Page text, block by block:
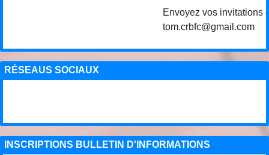
Envoyez vos invitations
tom.crbfc@gmail.com
RÉSEAUS SOCIAUX
INSCRIPTIONS BULLETIN D'INFORMATIONS